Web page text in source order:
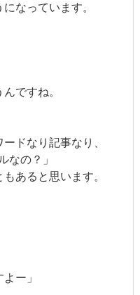
なっています。
ですね。
ドなり記事なり、
なの？」
あると思います。
ー」